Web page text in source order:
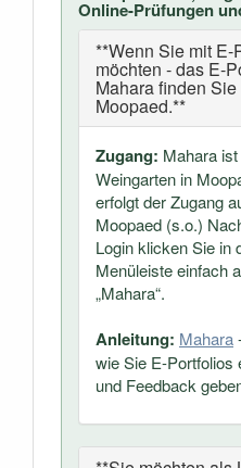
Online-Prüfungen
**Wenn Sie mit E-
möchten - das E-
Mahara finden
Moopaed.**
Zugang: Mahara
Weingarten in
erfolgt der Zugang
Moopaed (s.o.)
Login klicken Sie in
Menüleiste einfach
„Mahara“.
Anleitung: Mahara
wie Sie E-Portfolios
und Feedback